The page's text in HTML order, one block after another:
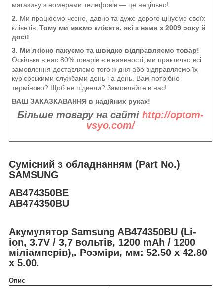
магазину з номерами телефонів — це нецільно!
2. Ми працюємо чесно, давно та дуже дорого цінуємо своїх
клієнтів. Тому ми маємо клієнти, які з нами з 2009 року й
досі!
3. Ми якісно пакуємо та швидко відправляємо товар!
Оскільки в нас 80% товарів є в наявності, ми практично всі
замовлення доставляємо того ж дня або відправляємо їх
кур'єрськими службами день на день. Вам потрібно
терміново? Щоб не підвели? Замовляйте в нас!
ВАШ ЗАКАЗКАВАННЯ в надійних руках!
Більше товару на сайті http://optom-
vsyo.com/
Сумісний з обладнанням (Part No.)
SAMSUNG
AB474350BE
AB474350BU
Акумулятор Samsung AB474350BU (Li-
ion, 3.7V / 3,7 вольтів, 1200 mAh / 1200
міліамперів),. Розміри, мм: 52.50 x 42.80
x 5.00.
Опис